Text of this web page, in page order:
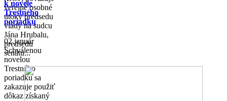
verejné osobné
útoky predsedu
vlády na sudcu
Jána Hrubalu,
predsedu
senátu...
k novele
Trestného
poriadku
02 január
Schválenou
novelou
Trestného
poriadku sa
zakazuje použiť
dôkaz získaný